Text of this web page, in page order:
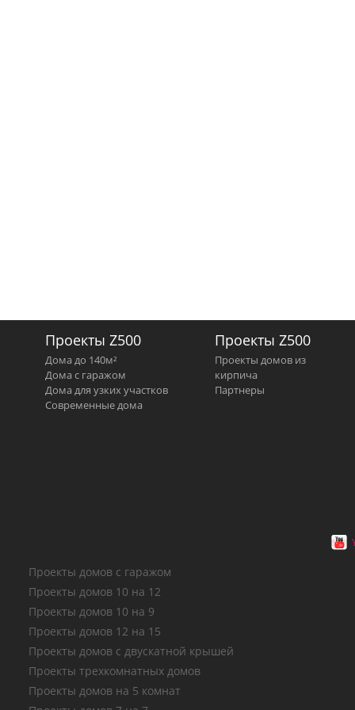
Проекты Z500
Дома до 140м²
Дома с гаражом
Дома для узких участков
Современные дома
Проекты Z500
Проекты домов из
кирпича
Партнеры
Проекты домов с гаражом
Проекты домов 10 на 12
Проекты домов 10 на 9
Проекты домов 12 на 15
Проекты домов с двускатной крышей
Проекты трехкомнатных домов
Проекты домов на 5 комнат